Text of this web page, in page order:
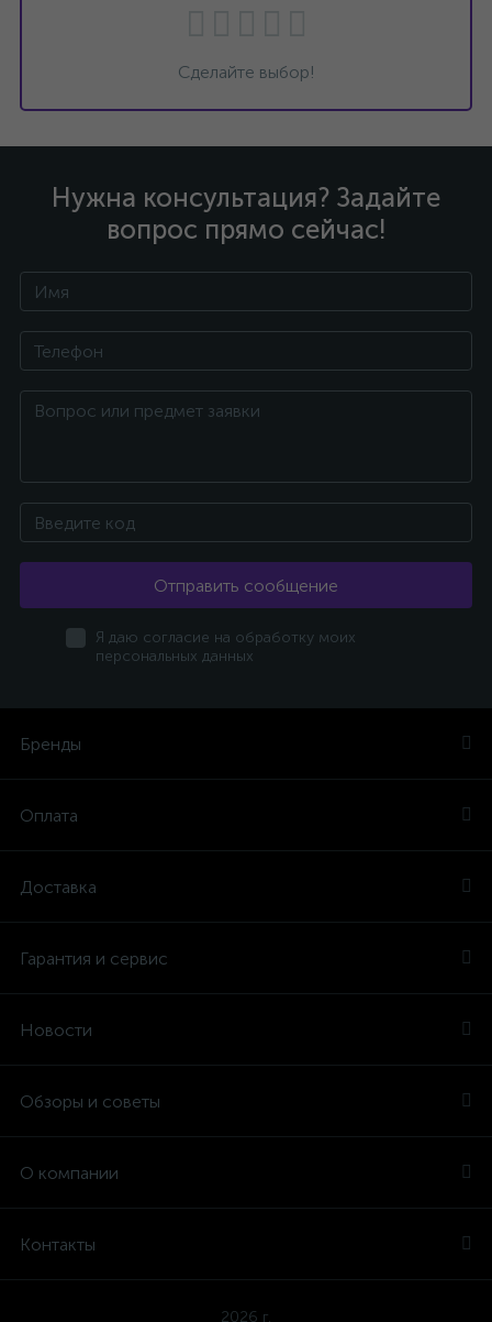
Сделайте выбор!
Нужна консультация? Задайте
вопрос прямо сейчас!
Отправить сообщение
Я даю согласие на обработку моих
персональных данных
Бренды
Оплата
Доставка
Гарантия и сервис
Новости
Обзоры и советы
О компании
Контакты
2026 г.